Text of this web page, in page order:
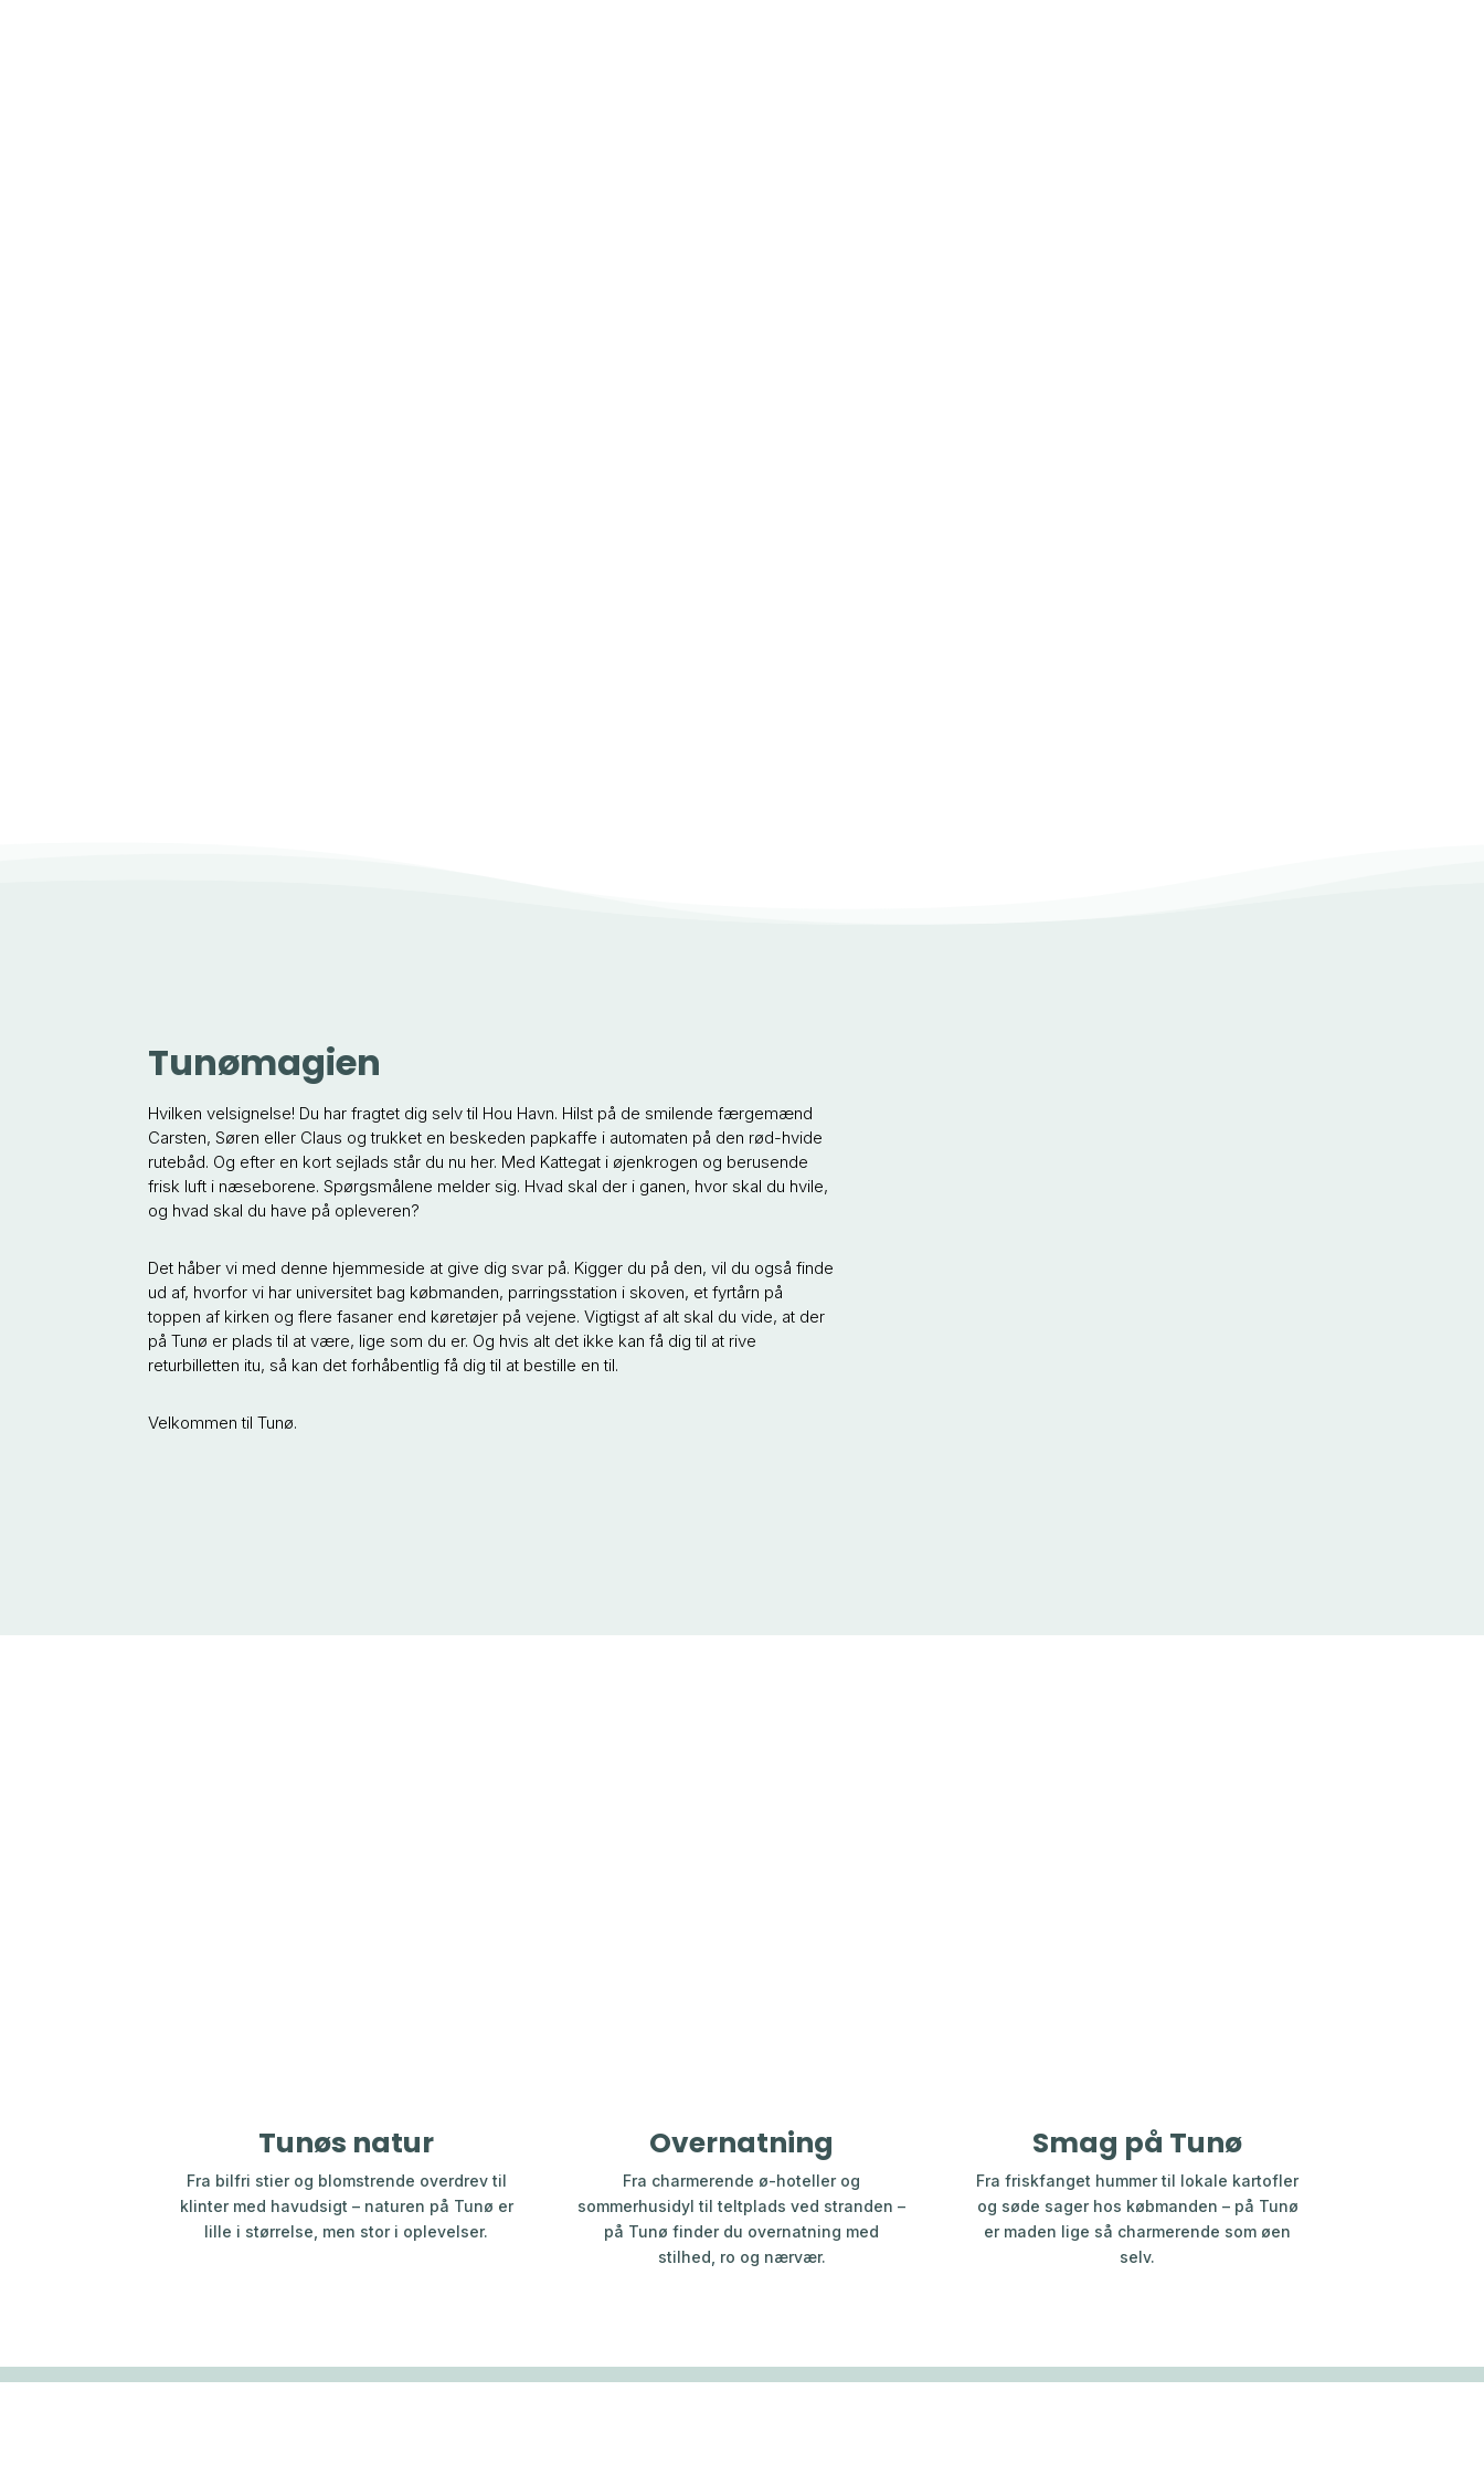
Tunømagien
Hvilken velsignelse! Du har fragtet dig selv til Hou Havn. Hilst på de smilende færgemænd
Carsten, Søren eller Claus og trukket en beskeden papkaffe i automaten på den rød-hvide
rutebåd. Og efter en kort sejlads står du nu her. Med Kattegat i øjenkrogen og berusende
frisk luft i næseborene. Spørgsmålene melder sig. Hvad skal der i ganen, hvor skal du hvile,
og hvad skal du have på opleveren?
Det håber vi med denne hjemmeside at give dig svar på. Kigger du på den, vil du også finde
ud af, hvorfor vi har universitet bag købmanden, parringsstation i skoven, et fyrtårn på
toppen af kirken og flere fasaner end køretøjer på vejene. Vigtigst af alt skal du vide, at der
på Tunø er plads til at være, lige som du er. Og hvis alt det ikke kan få dig til at rive
returbilletten itu, så kan det forhåbentlig få dig til at bestille en til.
Velkommen til Tunø.
Tunøs natur
Fra bilfri stier og blomstrende overdrev til
klinter med havudsigt – naturen på Tunø er
lille i størrelse, men stor i oplevelser.
Overnatning
Fra charmerende ø-hoteller og
sommerhusidyl til teltplads ved stranden –
på Tunø finder du overnatning med
stilhed, ro og nærvær.
Smag på Tunø
Fra friskfanget hummer til lokale kartofler
og søde sager hos købmanden – på Tunø
er maden lige så charmerende som øen
selv.